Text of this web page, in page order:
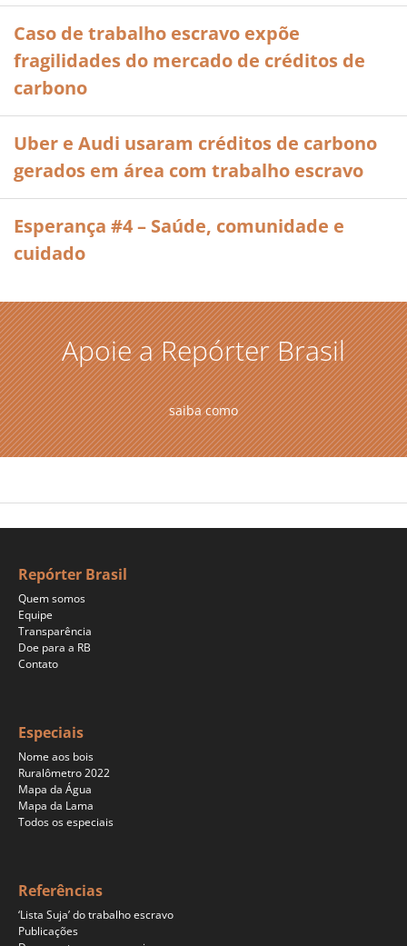
Caso de trabalho escravo expõe
fragilidades do mercado de créditos de
carbono
Uber e Audi usaram créditos de carbono
gerados em área com trabalho escravo
Esperança #4 – Saúde, comunidade e
cuidado
Apoie a Repórter Brasil
saiba como
Repórter Brasil
Quem somos
Equipe
Transparência
Doe para a RB
Contato
Especiais
Nome aos bois
Ruralômetro 2022
Mapa da Água
Mapa da Lama
Todos os especiais
Referências
‘Lista Suja’ do trabalho escravo
Publicações